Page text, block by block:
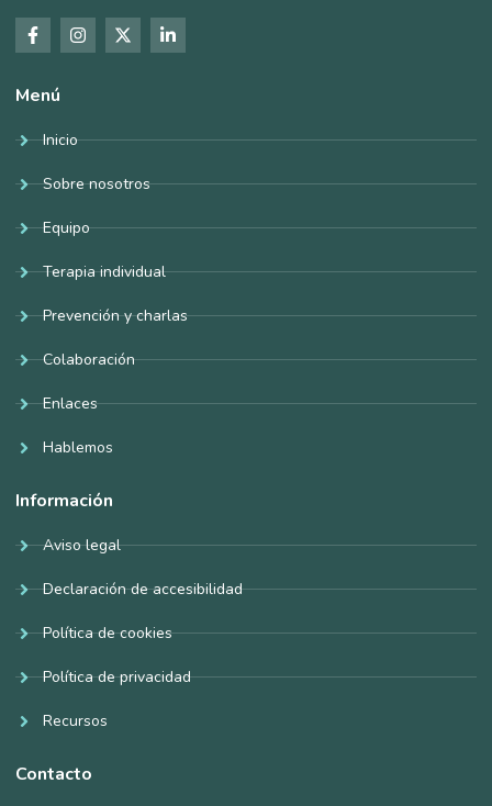
Menú
Inicio
Sobre nosotros
Equipo
Terapia individual
Prevención y charlas
Colaboración
Enlaces
Hablemos
Información
Aviso legal
Declaración de accesibilidad
Política de cookies
Política de privacidad
Recursos
Contacto